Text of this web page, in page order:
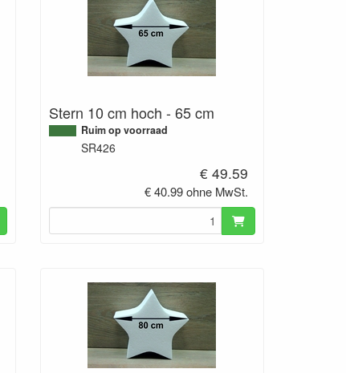
Stern 10 cm hoch - 65 cm
Ruim op voorraad
SR426
€ 49.59
€ 40.99 ohne MwSt.